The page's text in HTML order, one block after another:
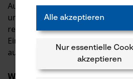
Aufgaben unterschiedliche
umfasst das Sortiment von KOX
renommierter Marken wie 3M
Einzelteile, Ersatzteile und
aus Schutzhelm, Visier,
Was gehört zu einem
Alle akzeptieren
Nur essentielle
akzeptieren